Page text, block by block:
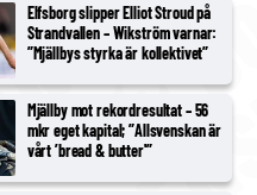
Elfsborg slipper Elliot Stroud på
Strandvallen – Wikström varnar:
”Mjällbys styrka är kollektivet”
Mjällby mot rekordresultat – 56
mkr eget kapital; ”Allsvenskan är
vårt ’bread & butter'”